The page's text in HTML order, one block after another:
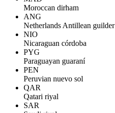
Moroccan dirham
ANG
Netherlands Antillean guilder
NIO
Nicaraguan córdoba
PYG
Paraguayan guaraní
PEN
Peruvian nuevo sol
QAR
Qatari riyal
SAR